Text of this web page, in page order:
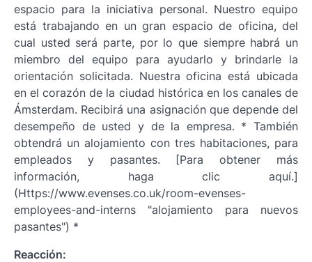
espacio para la iniciativa personal. Nuestro equipo
está trabajando en un gran espacio de oficina, del
cual usted será parte, por lo que siempre habrá un
miembro del equipo para ayudarlo y brindarle la
orientación solicitada. Nuestra oficina está ubicada
en el corazón de la ciudad histórica en los canales de
Ámsterdam. Recibirá una asignación que depende del
desempeño de usted y de la empresa. * También
obtendrá un alojamiento con tres habitaciones, para
empleados y pasantes. [Para obtener más
información, haga clic aquí.]
(Https://www.evenses.co.uk/room-evenses-
employees-and-interns "alojamiento para nuevos
pasantes") *
Reacción: